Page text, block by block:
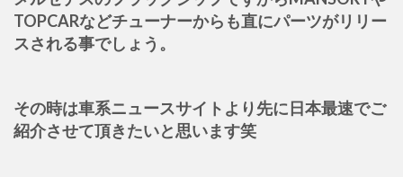
TOPCARなどチューナーからも直にパーツがリリー
スされる事でしょう。
その時は車系ニュースサイトより先に日本最速でご
紹介させて頂きたいと思います笑